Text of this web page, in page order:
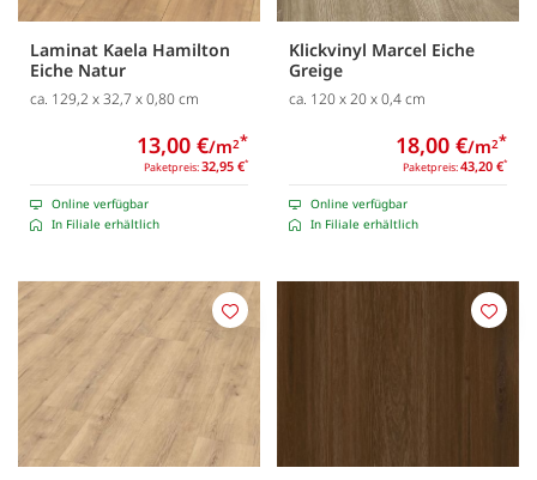
Laminat Kaela Hamilton
Eiche Natur
ca. 129,2 x 32,7 x 0,80 cm
Paketpreis:32,95 €*
13,00 €/m2*
Online verfügbar
In Filiale erhältlich
Klickvinyl Marcel Eiche
Greige
ca. 120 x 20 x 0,4 cm
Paketpreis:43,20 €*
18,00 €/m2*
Online verfügbar
In Filiale erhältlich
Merken